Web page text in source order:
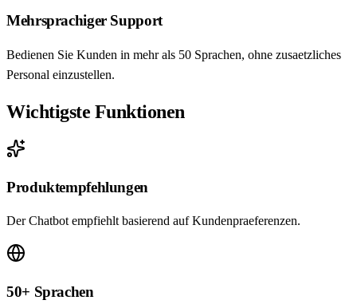
Mehrsprachiger Support
Bedienen Sie Kunden in mehr als 50 Sprachen, ohne zusaetzliches
Personal einzustellen.
Wichtigste Funktionen
Produktempfehlungen
Der Chatbot empfiehlt basierend auf Kundenpraeferenzen.
50+ Sprachen